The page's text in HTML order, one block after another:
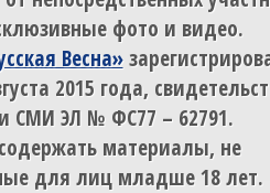
фото и видео.
Весна»
2015 года,
СМИ ЭЛ № ФС77 – 62791.
материалы, не
для лиц младше 18 лет.